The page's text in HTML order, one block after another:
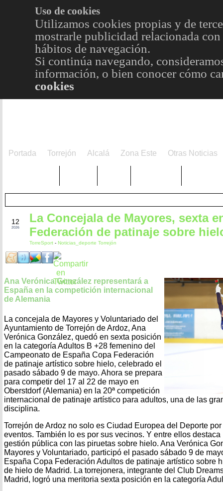
Uso de cookies
Utilizamos cookies propias y de
mostrarle publicidad relacionada
hábitos de navegación.
Si continúa navegando,
información, o bien conocer cómo
cookies
Portada Torrejón Alcalá Zona Este Otras Noticias
12
2026
La Concejala de Mayores, sexta
Federación de patinaje sobre
TorreSport - Noticias_deporte Torrejón
Ana Verónica González representará a
España en la competición internacional
de Alemania
La concejala de Mayores y Voluntariado del
Ayuntamiento de Torrejón de Ardoz, Ana
Verónica González, quedó en sexta posición
en la categoría Adultos B +28 femenino del
Campeonato de España Copa Federación
de patinaje artístico sobre hielo, celebrado el
pasado sábado 9 de mayo. Ahora se prepara
para competir del 17 al 22 de mayo en
Oberstdorf (Alemania) en la 20ª competición
internacional de patinaje artístico para adultos, una de las
disciplina.
Torrejón de Ardoz no solo es Ciudad Europea del Deporte
eventos. También lo es por sus vecinos. Y entre ellos
gestión pública con las piruetas sobre hielo. Ana Verónica
Mayores y Voluntariado, participó el pasado sábado 9 de
España Copa Federación Adultos de patinaje artístico sobre
de hielo de Madrid. La torrejonera, integrante del Club
Madrid, logró una meritoria sexta posición en la categoría